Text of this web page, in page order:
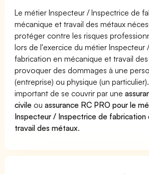
Le métier Inspecteur / Inspectrice de
mécanique et travail des métaux
protéger contre les risques
lors de l'exercice du métier Inspecteur
fabrication en mécanique et travail
provoquer des dommages à une
(entreprise) ou physique (un
important de se couvrir par une
civile ouassurance RC PRO pour le
Inspecteur / Inspectrice de fabrication
travail des métaux.